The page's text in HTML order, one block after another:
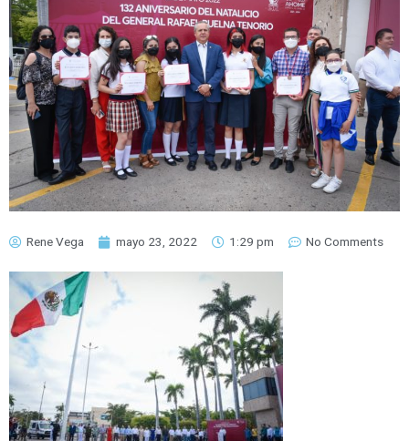
Rene Vega mayo 23, 2022 1:29 pm No Comments